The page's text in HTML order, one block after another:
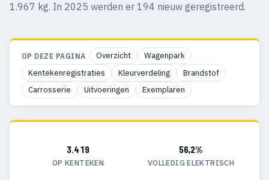
1.967 kg. In 2025 werden er 194 nieuw geregistreerd.
OP DEZE PAGINA Overzicht
Wagenpark
Kentekenregistraties
Kleurverdeling
Brandstof
Carrosserie
Uitvoeringen Exemplaren
3.419
OP KENTEKEN
56,2%
VOLLEDIG ELEKTRISCH